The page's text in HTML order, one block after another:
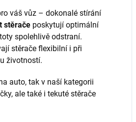
váš vůz – dokonalé stírání
stěrače poskytují optimální
spolehlivě odstraní.
stěrače flexibilní i při
životností.
auto, tak v naší kategorii
ale také i tekuté stěrače